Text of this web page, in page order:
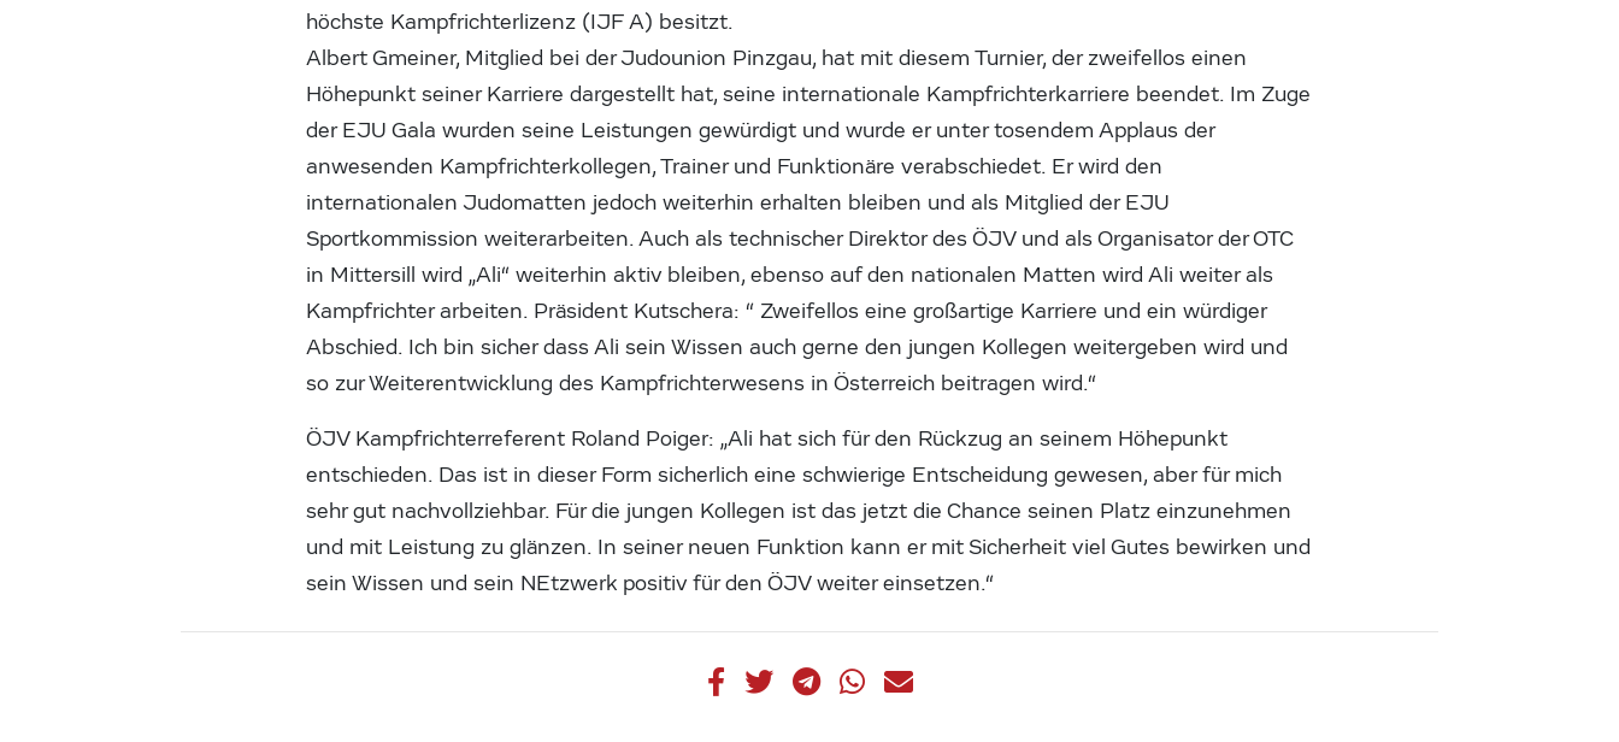
höchste Kampfrichterlizenz (IJF A) besitzt.
Albert Gmeiner, Mitglied bei der Judounion Pinzgau, hat mit diesem Turnier, der zweifellos einen
Höhepunkt seiner Karriere dargestellt hat, seine internationale Kampfrichterkarriere beendet. Im Zuge
der EJU Gala wurden seine Leistungen gewürdigt und wurde er unter tosendem Applaus der
anwesenden Kampfrichterkollegen, Trainer und Funktionäre verabschiedet. Er wird den
internationalen Judomatten jedoch weiterhin erhalten bleiben und als Mitglied der EJU
Sportkommission weiterarbeiten. Auch als technischer Direktor des ÖJV und als Organisator der OTC
in Mittersill wird „Ali“ weiterhin aktiv bleiben, ebenso auf den nationalen Matten wird Ali weiter als
Kampfrichter arbeiten. Präsident Kutschera: “ Zweifellos eine großartige Karriere und ein würdiger
Abschied. Ich bin sicher dass Ali sein Wissen auch gerne den jungen Kollegen weitergeben wird und
so zur Weiterentwicklung des Kampfrichterwesens in Österreich beitragen wird.“
ÖJV Kampfrichterreferent Roland Poiger: „Ali hat sich für den Rückzug an seinem Höhepunkt
entschieden. Das ist in dieser Form sicherlich eine schwierige Entscheidung gewesen, aber für mich
sehr gut nachvollziehbar. Für die jungen Kollegen ist das jetzt die Chance seinen Platz einzunehmen
und mit Leistung zu glänzen. In seiner neuen Funktion kann er mit Sicherheit viel Gutes bewirken und
sein Wissen und sein NEtzwerk positiv für den ÖJV weiter einsetzen.“